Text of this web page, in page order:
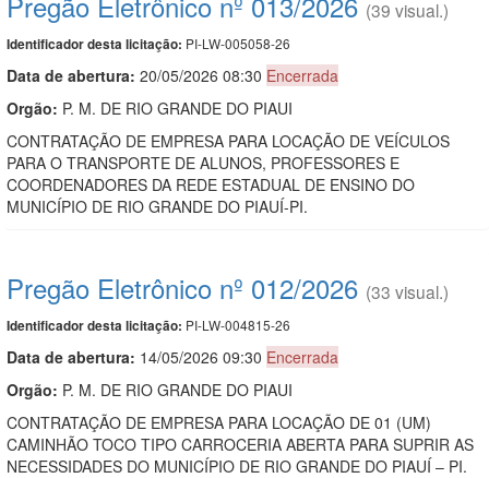
(39 visual.)
Identificador desta licitação: PI-LW-005058-26
Data de abertura: 20/05/2026 08:30 Encerrada
Orgão: P. M. DE RIO GRANDE DO PIAUI
CONTRATAÇÃO DE EMPRESA PARA LOCAÇÃO DE VEÍCULOS
PARA O TRANSPORTE DE ALUNOS, PROFESSORES E
COORDENADORES DA REDE ESTADUAL DE ENSINO DO
MUNICÍPIO DE RIO GRANDE DO PIAUÍ-PI.
Pregão Eletrônico nº 012/2026 (33 visual.)
Identificador desta licitação: PI-LW-004815-26
Data de abertura: 14/05/2026 09:30 Encerrada
Orgão: P. M. DE RIO GRANDE DO PIAUI
CONTRATAÇÃO DE EMPRESA PARA LOCAÇÃO DE 01 (UM)
CAMINHÃO TOCO TIPO CARROCERIA ABERTA PARA SUPRIR AS
NECESSIDADES DO MUNICÍPIO DE RIO GRANDE DO PIAUÍ – PI.